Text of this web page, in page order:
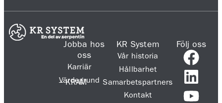
Jobba hos
oss
Karriär
Värdegrund
– KRAM
KR System
Vår historia
Hållbarhet
Samarbetspartners
Kontakt
Följ oss